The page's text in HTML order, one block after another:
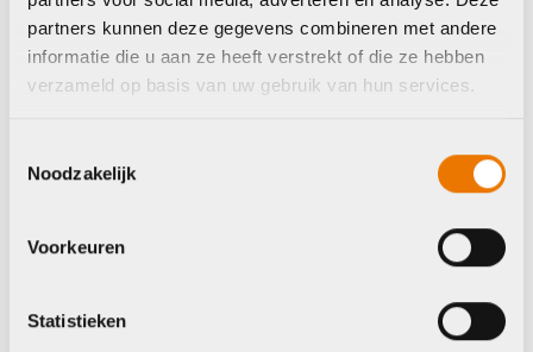
partners kunnen deze gegevens combineren met andere
informatie die u aan ze heeft verstrekt of die ze hebben
verzameld op basis van uw gebruik van hun services.
Noodzakelijk
Voorkeuren
Statistieken
Kinderhelmen
Urban Iki VALHELM
Kinderhelmen
Urban Iki VALHELM
Op voorraad in winkel
Woom